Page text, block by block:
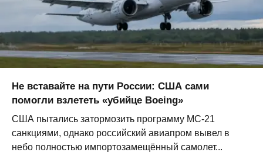
Не вставайте на пути России: США сами
помогли взлететь «убийце Boeing»
США пытались затормозить программу МС-21
санкциями, однако российский авиапром вывел в
небо полностью импортозамещённый самолет...